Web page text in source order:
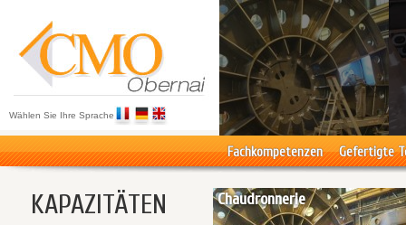
Wählen Sie Ihre Sprache
Fachkompetenzen Gefertigte
KAPAZITÄTEN Chaudronnerie